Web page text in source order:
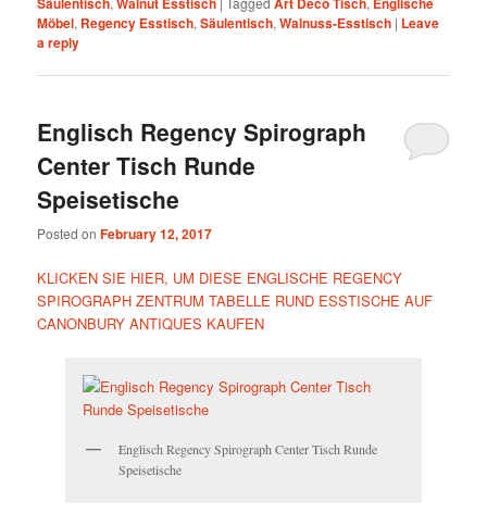
Möbel, Regency Esstisch,Säulentisch,Walnuss-Esstisch | Leave
a reply
Englisch Regency Spirograph
Center Tisch Runde
Speisetische
Posted onFebruary 12, 2017
KLICKEN SIE HIER, UM DIESE ENGLISCHE REGENCY
SPIROGRAPH ZENTRUM TABELLE RUND ESSTISCHE AUF
CANONBURY ANTIQUES KAUFEN
Englisch Regency Spirograph Center Tisch Runde
Speisetische